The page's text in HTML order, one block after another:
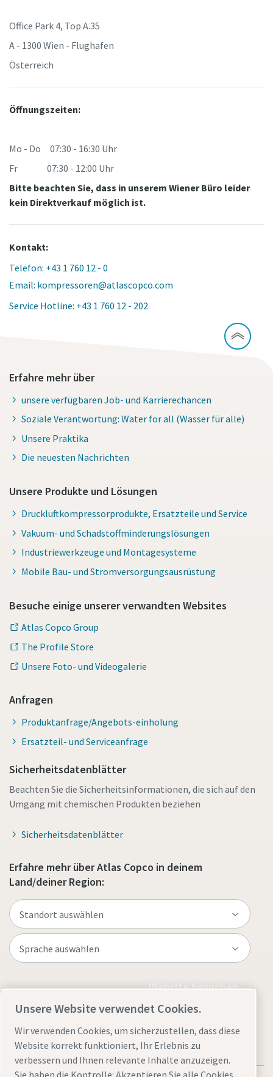
Office Park 4, Top A.35
A - 1300 Wien - Flughafen
Österreich
Öffnungszeiten:
Mo - Do 07:30 - 16:30 Uhr
Fr 07:30 - 12:00 Uhr
Bitte beachten Sie, dass in unserem Wiener Büro leider
kein Direktverkauf möglich ist.
Kontakt:
Telefon: +43 1 760 12 - 0
Email: kompressoren@atlascopco.com
Service Hotline: +43 1 760 12 - 202
Erfahre mehr über
unsere verfügbaren Job- und Karrierechancen
Soziale Verantwortung: Water for all (Wasser für alle)
Unsere Praktika
Die neuesten Nachrichten
Unsere Produkte und Lösungen
Druckluftkompressorprodukte, Ersatzteile und Service
Vakuum- und Schadstoffminderungslösungen
Industriewerkzeuge und Montagesysteme
Mobile Bau- und Stromversorgungsausrüstung
Besuche einige unserer verwandten Websites
Atlas Copco Group
The Profile Store
Unsere Foto- und Videogalerie
Anfragen
Produktanfrage/Angebots-einholung
Ersatzteil- und Serviceanfrage
Sicherheitsdatenblätter
Beachten Sie die Sicherheitsinformationen, die sich auf den
Umgang mit chemischen Produkten beziehen
Sicherheitsdatenblätter
Erfahre mehr über Atlas Copco in deinem
Land/deiner Region:
Website besuchen
Unsere Website verwendet Cookies.
Wir verwenden Cookies, um sicherzustellen, dass diese
Website korrekt funktioniert, Ihr Erlebnis zu
verbessern und Ihnen relevante Inhalte anzuzeigen.